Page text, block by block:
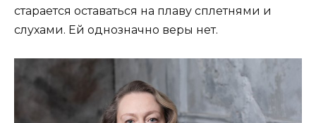
старается оставаться на плаву сплетнями и
слухами. Ей однозначно веры нет.